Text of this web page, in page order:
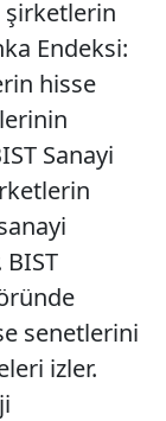
şirketlerin
Endeksi:
hisse
Sanayi
senetlerini
izler.